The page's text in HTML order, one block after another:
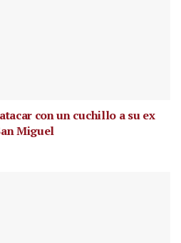
con un cuchillo a su ex
Miguel